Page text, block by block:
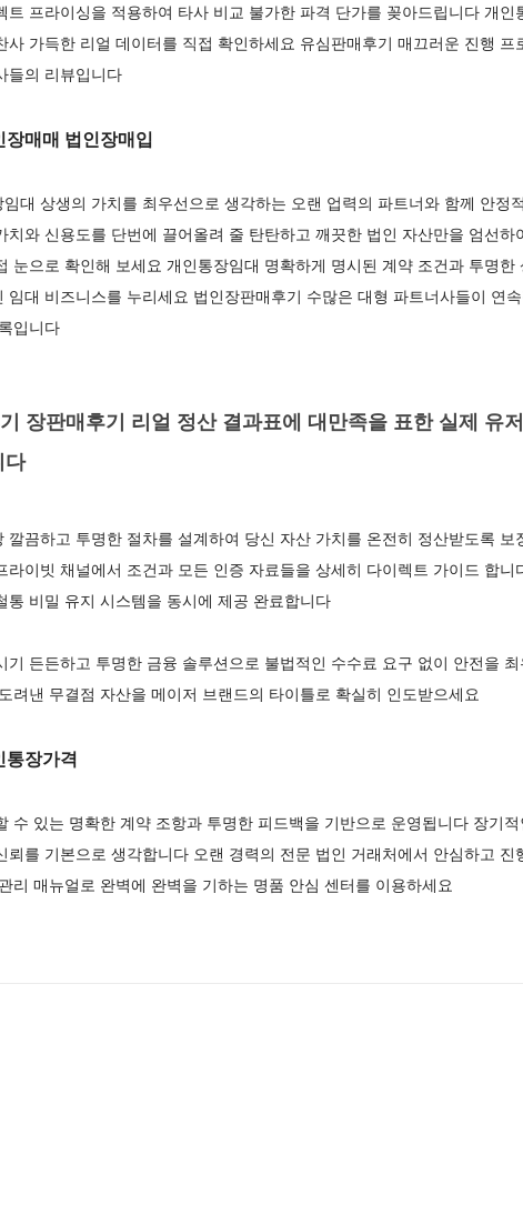
트 프라이싱을 적용하여 타사 비교 불가한 파격 단가를 꽂아드립니다 개
사 가득한 리얼 데이터를 직접 확인하세요 유심판매후기 매끄러운 진행
들의 리뷰입니다
매매 법인장매입
대 상생의 가치를 최우선으로 생각하는 오랜 업력의 파트너와 함께 안정
치와 신용도를 단번에 끌어올려 줄 탄탄하고 깨끗한 법인 자산만을 엄선
눈으로 확인해 보세요 개인통장임대 명확하게 명시된 계약 조건과 투명
임대 비즈니스를 누리세요 법인장판매후기 수많은 대형 파트너사들이 연
입니다
장판매후기 리얼 정산 결과표에 대만족을 표한 실제 유
다
깔끔하고 투명한 절차를 설계하여 당신 자산 가치를 온전히 정산받도록
라이빗 채널에서 조건과 모든 인증 자료들을 상세히 다이렉트 가이드 합
통 비밀 유지 시스템을 동시에 제공 완료합니다
기 든든하고 투명한 금융 솔루션으로 불법적인 수수료 요구 없이 안전을
려낸 무결점 자산을 메이저 브랜드의 타이틀로 확실히 인도받으세요
통장가격
수 있는 명확한 계약 조항과 투명한 피드백을 기반으로 운영됩니다 장기
뢰를 기본으로 생각합니다 오랜 경력의 전문 법인 거래처에서 안심하고
리 매뉴얼로 완벽에 완벽을 기하는 명품 안심 센터를 이용하세요